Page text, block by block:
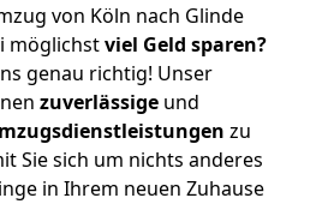
von Köln nach Glinde
möglichstviel Geld sparen?
genau richtig! Unser
zuverlässige und
zu
Sie sich um nichts anderes
in Ihrem neuen Zuhause